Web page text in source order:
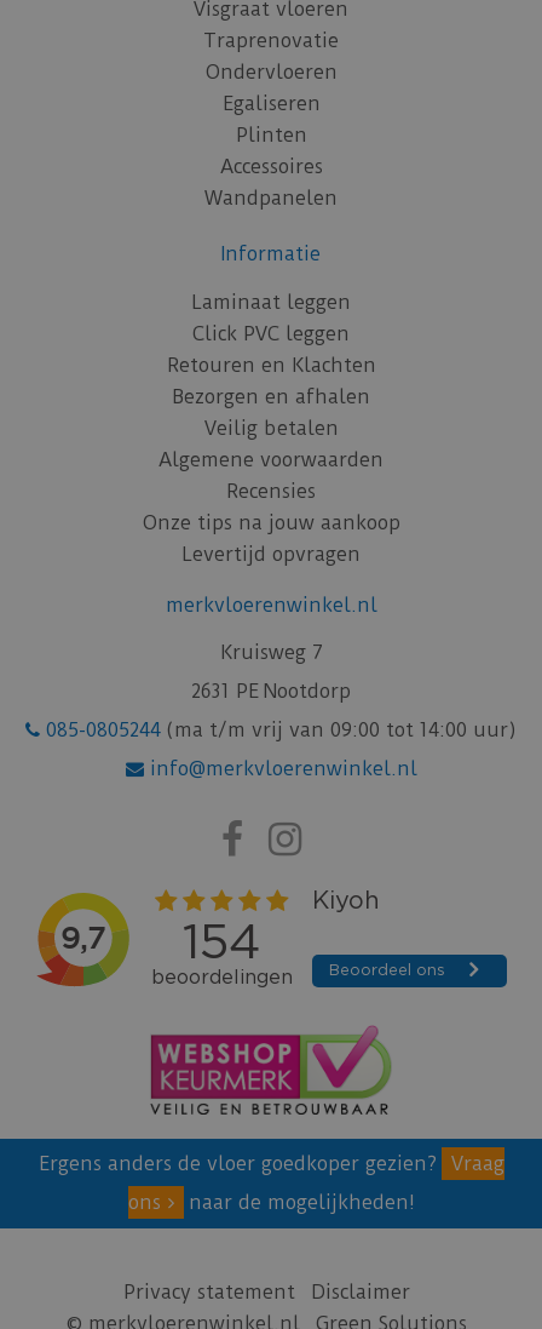
Visgraat vloeren
Traprenovatie
Ondervloeren
Egaliseren
Plinten
Accessoires
Wandpanelen
Informatie
Laminaat leggen
Click PVC leggen
Retouren en Klachten
Bezorgen en afhalen
Veilig betalen
Algemene voorwaarden
Recensies
Onze tips na jouw aankoop
Levertijd opvragen
merkvloerenwinkel.nl
Kruisweg 7
2631 PE Nootdorp
085-0805244 (ma t/m vrij van 09:00 tot 14:00 uur)
info@merkvloerenwinkel.nl
Ergens anders de vloer goedkoper gezien?
Vraag
ons
naar de mogelijkheden!
Privacy statement
Disclaimer
© merkvloerenwinkel.nl
Green Solutions